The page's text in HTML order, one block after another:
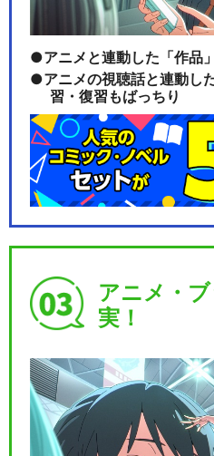
アニメと連動した「作品
アニメの視聴話と連動し
習・復習もばっちり
アニメ・
実！